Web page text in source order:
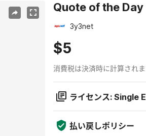
Quote of the Day
3y3net
$5
消費税は決済時に計算され
ライセンス: Single
払い戻しポリシー